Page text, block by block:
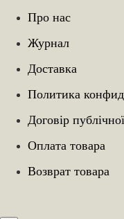
Про нас
Журнал
Доставка
Политика
Договір
Оплата товара
Возврат товара